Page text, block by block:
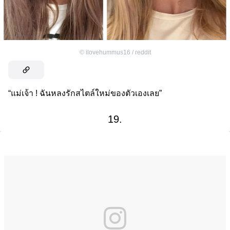
© ilovehummus16 / reddit
“แม่เจ้า ! ฉันหลงรักสไตล์ใหม่ของตัวเองเลย”
19.